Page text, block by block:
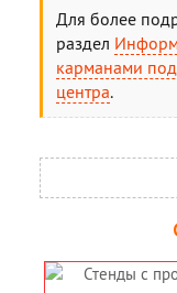
Для более
раздел
карманами
центра.